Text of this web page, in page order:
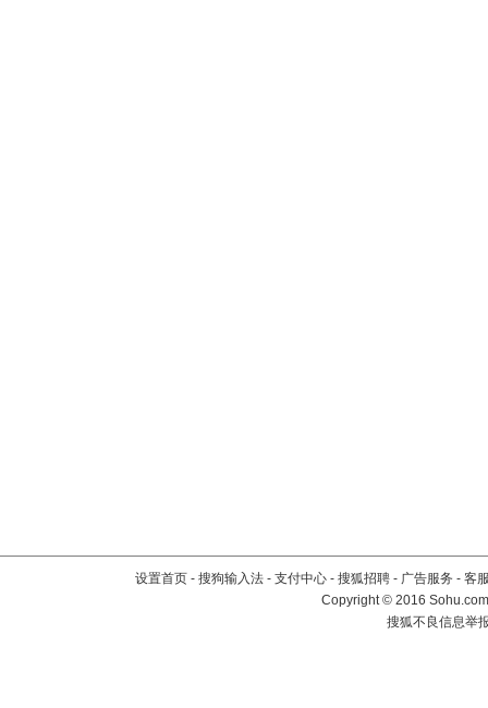
设置首页 - 搜狗输入法 - 支付中心 - 搜狐招聘 - 广告服务 - 客
Copyright©2016
搜狐不良信息举